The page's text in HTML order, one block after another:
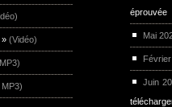
» (Vidéo)
éprouvée
Mai
Juin